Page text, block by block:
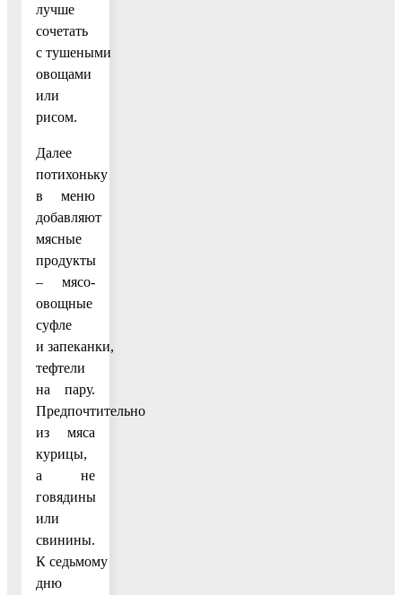
лучше
сочетать
с тушеными
овощами
или
рисом.
Далее
потихоньку
в меню
добавляют
мясные
продукты
– мясо-
овощные
суфле
и запеканки,
тефтели
на пару.
Предпочтительно
из мяса
курицы,
а не
говядины
или
свинины.
К седьмому
дню